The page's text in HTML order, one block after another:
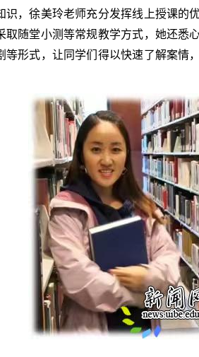
，徐美玲老师充分发挥线上授课的
随堂小测等常规教学方式，她还悉
形式，让同学们得以快速了解案情